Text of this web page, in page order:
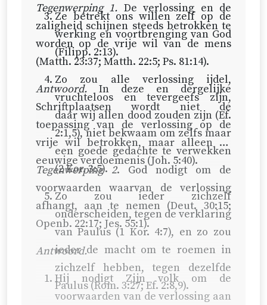
zodanige verlossing geboren
worden, waardoor geen zaligheid
komt?
Laat ik eraan toevoegen dat de
verlossing zelf een allersnoodst
ongelijk aangedaan wordt,
wanneer men haar gehele
krachtdadigheid doet afhangen van
de vrije wil van de mens.
Ze betrekt ons willen zelf op de
werking en voortbrenging van God
(Filipp. 2:13).
Zo zou alle verlossing ijdel,
vruchteloos en tevergeefs zijn,
daar wij allen dood zouden zijn (Ef.
2:1,5), niet bekwaam om zelfs maar
een goede gedachte te verwekken
(2 Kor. 3:5).
Zo zou ieder zichzelf
onderscheiden, tegen de verklaring
van Paulus (1 Kor. 4:7), en zo zou
ieder de macht om te roemen in
zichzelf hebben, tegen dezelfde
Paulus (Rom. 3:27;Ef. 2:8,9).
Tegenwerping 1. De verlossing en de
zaligheid schijnen steeds betrokken te
worden op de vrije wil van de mens
(Matth. 23:37; Matth. 22:5; Ps. 81:14).
Antwoord. In deze en dergelijke
Schriftplaatsen wordt niet de
toepassing van de verlossing op de
vrije wil betrokken, maar alleen de
eeuwige verdoemenis (Joh. 5:40).
Tegenwerping 2. God nodigt om de
voorwaarden waarvan de verlossing
afhangt, aan te nemen (Deut. 30:15;
Openb. 22:17; Jes. 55:1).
Antwoord.
Hij nodigt Zijn volk om de
voorwaarden van de verlossing aan